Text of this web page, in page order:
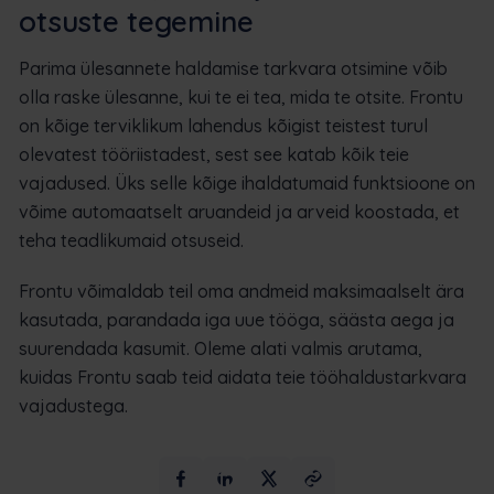
otsuste tegemine
Parima ülesannete haldamise tarkvara otsimine võib
olla raske ülesanne, kui te ei tea, mida te otsite. Frontu
on kõige terviklikum lahendus kõigist teistest turul
olevatest tööriistadest, sest see katab kõik teie
vajadused. Üks selle kõige ihaldatumaid funktsioone on
võime automaatselt aruandeid ja arveid koostada, et
teha teadlikumaid otsuseid.
Frontu võimaldab teil oma andmeid maksimaalselt ära
kasutada, parandada iga uue tööga, säästa aega ja
suurendada kasumit. Oleme alati valmis arutama,
kuidas Frontu saab teid aidata teie tööhaldustarkvara
vajadustega.